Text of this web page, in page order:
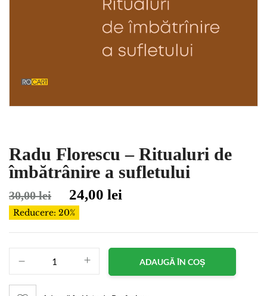
Radu Florescu – Ritualuri de
îmbătrânire a sufletului
30,00lei 24,00 lei
Reducere: 20%
ADAUGĂ ÎN COȘ